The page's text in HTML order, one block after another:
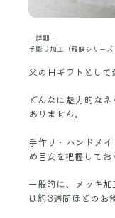
－詳細－
手彫り加工（箱庭シリーズ
父の日ギフトとして
どんなに魅力的な
ありません。
手作り・ハンドメ
め目安を把握してお
一般的に、メッキ
は約3週間ほどのお